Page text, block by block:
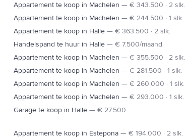
Appartement te koop in Machelen — € 343.500 · 2 slk.
Appartement te koop in Machelen — € 244.500 · 1 slk.
Appartement te koop in Halle— € 363.500 · 2 slk.
Handelspand te huur in Halle— € 7.500/maand
Appartement te koop in Machelen — € 355.500 · 2 slk.
Appartement te koop in Machelen — € 281.500 · 1 slk.
Appartement te koop in Machelen — € 260.000 · 1 slk.
Appartement te koop in Machelen — € 293.000 · 1 slk.
Garage te koop in Halle— € 27.500
Appartement te koop in Estepona— € 194.000 · 2 slk.